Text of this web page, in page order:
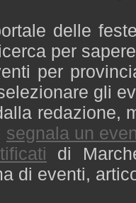
delle
per
per
gli
redazione,
segnala un
di
di eventi,